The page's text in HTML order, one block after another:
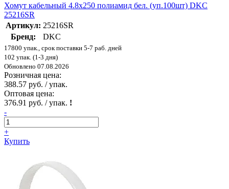
Хомут кабельный 4.8х250 полиамид бел. (уп.100шт) DKC
25216SR
Артикул: 25216SR
Бренд:
DKC
17800 упак., срок поставки 5-7 раб. дней
102 упак. (1-3 дня)
Обновлено 07.08.2026
Розничная цена:
388.57 руб. / упак.
Оптовая цена:
376.91 руб. / упак. !
-
+
Купить